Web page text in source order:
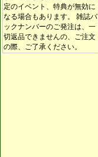
定のイベント、特典が無効に
なる場合もあります。 雑誌バ
ックナンバーのご発注は、一
切返品できませんの、ご注文
の際、ご了承ください。